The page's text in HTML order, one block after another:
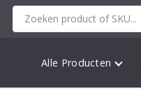
Alle Producten